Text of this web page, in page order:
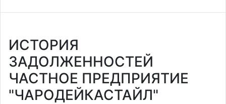
ИСТОРИЯ
ЗАДОЛЖЕННОСТЕЙ
ЧАСТНОЕ ПРЕДПРИЯТИЕ
"ЧАРОДЕЙКАСТАЙЛ"